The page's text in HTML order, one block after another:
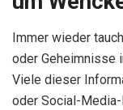
Immer wieder
oder Geheimnisse
Viele dieser
oder Social-